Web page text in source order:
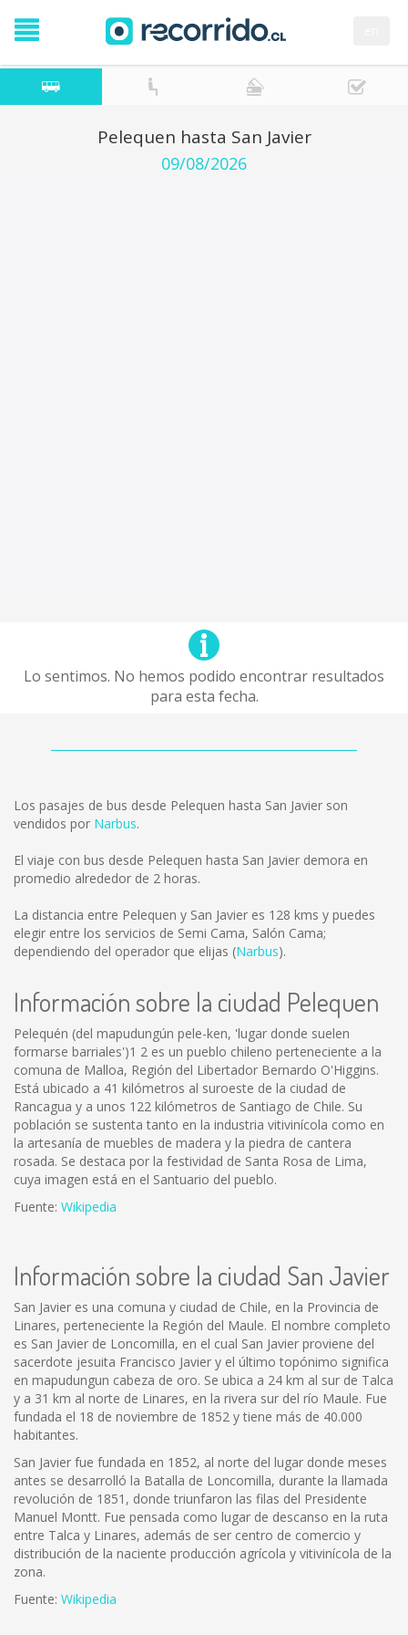
Pelequen hasta San Javier
09/08/2026
Lo sentimos. No hemos podido encontrar resultados
para esta fecha.
Los pasajes de bus desde Pelequen hasta San Javier son
vendidos por Narbus.
El viaje con bus desde Pelequen hasta San Javier demora en
promedio alrededor de 2 horas.
La distancia entre Pelequen y San Javier es 128 kms y puedes
elegir entre los servicios de Semi Cama, Salón Cama;
dependiendo del operador que elijas (Narbus).
Información sobre la ciudad Pelequen
Pelequén (del mapudungún pele-ken, 'lugar donde suelen
formarse barriales')1 2 es un pueblo chileno perteneciente a la
comuna de Malloa, Región del Libertador Bernardo O'Higgins.
Está ubicado a 41 kilómetros al suroeste de la ciudad de
Rancagua y a unos 122 kilómetros de Santiago de Chile. Su
población se sustenta tanto en la industria vitivinícola como en
la artesanía de muebles de madera y la piedra de cantera
rosada. Se destaca por la festividad de Santa Rosa de Lima,
cuya imagen está en el Santuario del pueblo.
Fuente: Wikipedia
Información sobre la ciudad San Javier
San Javier es una comuna y ciudad de Chile, en la Provincia de
Linares, perteneciente la Región del Maule. El nombre completo
es San Javier de Loncomilla, en el cual San Javier proviene del
sacerdote jesuita Francisco Javier y el último topónimo significa
en mapudungun cabeza de oro. Se ubica a 24 km al sur de Talca
y a 31 km al norte de Linares, en la rivera sur del río Maule. Fue
fundada el 18 de noviembre de 1852 y tiene más de 40.000
habitantes.
San Javier fue fundada en 1852, al norte del lugar donde meses
antes se desarrolló la Batalla de Loncomilla, durante la llamada
revolución de 1851, donde triunfaron las filas del Presidente
Manuel Montt. Fue pensada como lugar de descanso en la ruta
entre Talca y Linares, además de ser centro de comercio y
distribución de la naciente producción agrícola y vitivinícola de la
zona.
Fuente: Wikipedia